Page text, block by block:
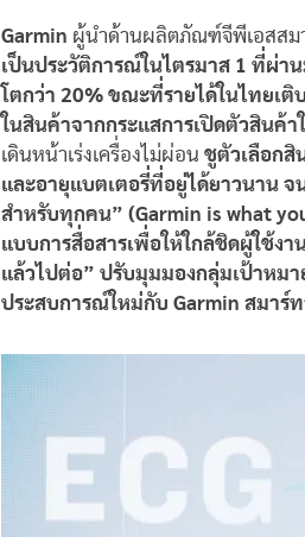
Garmin ผู้นำด้านผลิตภัณฑ์จีพีเอสสม
เป็นประวัติการณ์ในไตรมาส 1 ที่ผ่า
โตกว่า 20% ขณะที่รายได้ในไทยเ
ในสินค้าจากกระแสการเปิดตัวสินค้
เดินหน้าเร่งเครื่องไม่ผ่อน ชูตัวเลือกสิ
และอายุแบตเตอรี่ที่อยู่ได้ยาวนาน
สำหรับทุกคน” (Garmin is what
แบบการสื่อสารเพื่อให้ใกล้ชิดผู้ใช้
แล้วไปต่อ” ปรับมุมมองกลุ่มเป้าหม
ประสบการณ์ใหม่กับ Garmin สมาร์